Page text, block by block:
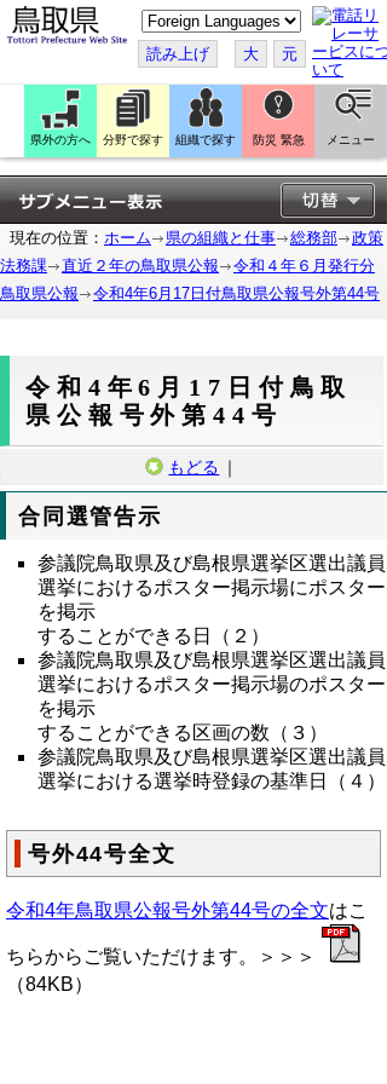
こ
の
ペ
ー
ジ
翻
訳
す
る
読み上げ 大 元
県外の方へ 分野で探す 組織で探す 防災 緊急 メニュー
現在の位置： ホーム 県の組織と仕事 総務部
政策
法務課
直近２年の鳥取県公報
令和４年６月発行分
鳥取県公報
令和4年6月17日付鳥取県公報号外第44号
令和4年6月17日付鳥取
県公報号外第44号
もどる ｜
合同選管告示
参議院鳥取県及び島根県選挙区選出議員
選挙におけるポスター掲示場にポスター
を掲示
することができる日（２）
参議院鳥取県及び島根県選挙区選出議員
選挙におけるポスター掲示場のポスター
を掲示
することができる区画の数（３）
参議院鳥取県及び島根県選挙区選出議員
選挙における選挙時登録の基準日（４）
号外44号全文
令和4年鳥取県公報号外第44号の全文はこ
ちらからご覧いただけます。＞＞＞
（84KB）